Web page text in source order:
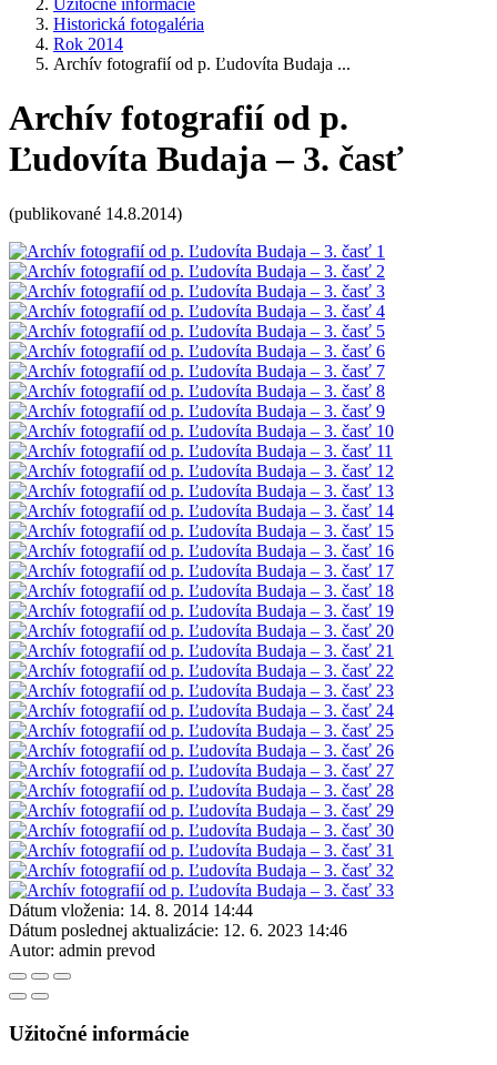
Užitočné informácie
Historická fotogaléria
Rok 2014
Archív fotografií od p. Ľudovíta Budaja ...
Archív fotografií od p.
Ľudovíta Budaja – 3. časť
(publikované 14.8.2014)
Dátum vloženia: 14. 8. 2014 14:44
Dátum poslednej aktualizácie: 12. 6. 2023 14:46
Autor: admin prevod
Užitočné informácie